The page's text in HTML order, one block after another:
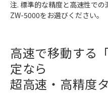
注. 標準的な精度と高速性で
ZW-5000をお選びください。
高速で移動する
定なら
超高速・高精度